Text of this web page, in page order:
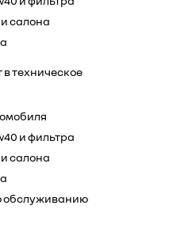
салона
в техническое
и фильтра
салона
обслуживанию